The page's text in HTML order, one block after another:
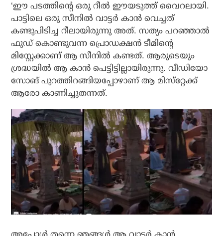
‘ഈ പടത്തിന്റെ ഒരു റീല്‍ ഈയടുത്ത് വൈറലായി.
പാട്ടിലെ ഒരു സീനില്‍ വാട്ടര്‍ കാന്‍ വെച്ചത്
കണ്ടുപിടിച്ച റീലായിരുന്നു അത്. സത്യം പറഞ്ഞാല്‍
ഫുഡ് കൊണ്ടുവന്ന പ്രൊഡക്ഷന്‍ ടീമിന്റെ
മിസ്റ്റേക്കാണ് ആ സീനില്‍ കണ്ടത്. ആരുടെയും
ശ്രദ്ധയില്‍ ആ കാന്‍ പെട്ടിട്ടില്ലായിരുന്നു. വീഡിയോ
സോങ് പുറത്തിറങ്ങിയപ്പോഴാണ് ആ മിസ്‌റ്റേക്ക്
ആരോ കാണിച്ചുതന്നത്.